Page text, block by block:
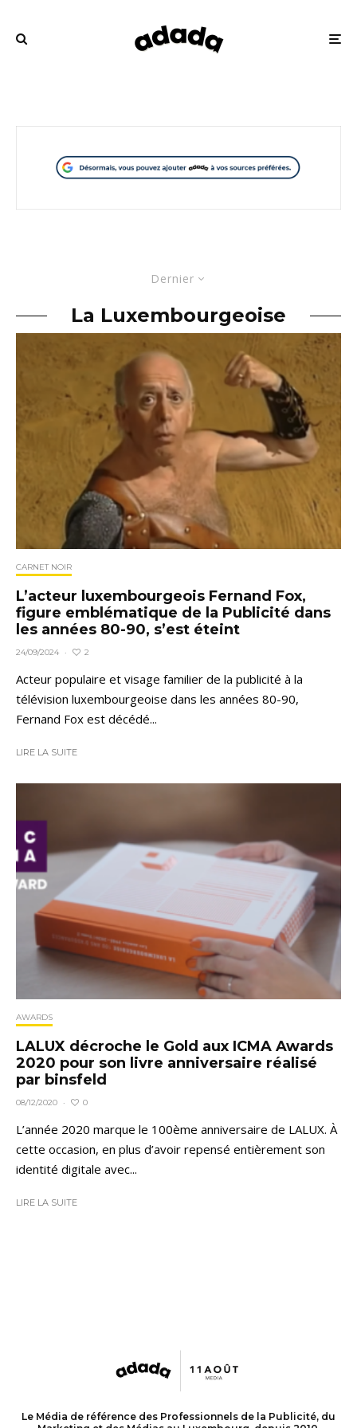
Dernier
La Luxembourgeoise
CARNET NOIR
L’acteur luxembourgeois Fernand Fox,
figure emblématique de la Publicité dans
les années 80-90, s’est éteint
24/09/2024 · 2
Acteur populaire et visage familier de la publicité à la
télévision luxembourgeoise dans les années 80-90,
Fernand Fox est décédé...
LIRE LA SUITE
AWARDS
LALUX décroche le Gold aux ICMA Awards
2020 pour son livre anniversaire réalisé
par binsfeld
08/12/2020 · 0
L’année 2020 marque le 100ème anniversaire de LALUX. À
cette occasion, en plus d’avoir repensé entièrement son
identité digitale avec...
LIRE LA SUITE
Le Média de référence des Professionnels de la Publicité, du